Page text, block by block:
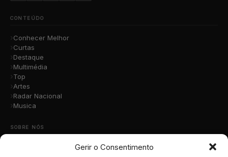
Gerir o Consentimento
CONTEÚDO
Conhecer Melhor
Curtas
Destaque
Multimédia
Top
Artes
Radar Nacional
Musica
SOBRE NÓS